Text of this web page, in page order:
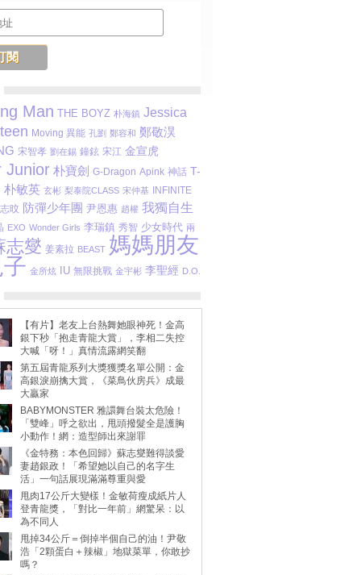
Man THE BOYZ 朴海鎮 Jessica
Moving 異能 孔劉 鄭容和 鄭敬淏
宋智孝 劉在錫 鐘鉉 宋江 金宣虎
Junior 朴寶劍 G-Dragon Apink 神話 T-
朴敏英 玄彬 梨泰院CLASS 宋仲基 INFINITE
旼 防彈少年團 尹恩惠 趙權 我獨自生
EXO Wonder Girls 李瑞鎮 秀智 少女時代 兩
志燮 姜素拉 BEAST 媽媽朋友
金所炫 IU 無限挑戰 金宇彬 李聖經 D.O.
【有片】老友上台熱舞她眼神死！金高
銀下秒「抱走青龍大賞」，李相二失控
大喊「呀！」真情流露網笑翻
第五屆青龍系列大獎獲獎名單公開：金
高銀淚崩擒大賞，《菜鳥伙房兵》成最
大贏家
BABYMONSTER 雅譞舞台裝太危險！
「雙峰」呼之欲出，甩頭撥髮全是護胸
小動作！網：造型師出來謝罪
《金特務：本色回歸》蘇志燮難得談愛
妻趙銀政！「希望她以自己的名字生
活」一句話展現滿滿尊重與愛
甩肉17公斤大變樣！金敏荷瘦成紙片人
登青龍獎，「對比一年前」網驚呆：以
為不同人
甩掉34公斤＝倒掉半個自己的油！尹敬
浩「2顆蛋白＋辣椒」地獄菜單，你敢抄
嗎？